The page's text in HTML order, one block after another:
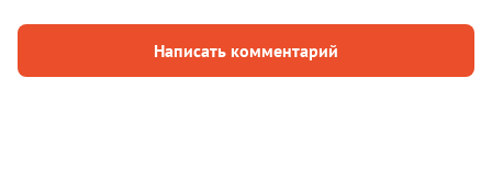
Написать комментарий